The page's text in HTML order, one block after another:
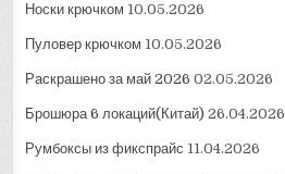
Носки крючком 10.05.2026
Пуловер крючком 10.05.2026
Раскрашено за май 2026 02.05.2026
Брошюра 6 локаций(Китай) 26.04.2026
Румбоксы из фикспрайс 11.04.2026